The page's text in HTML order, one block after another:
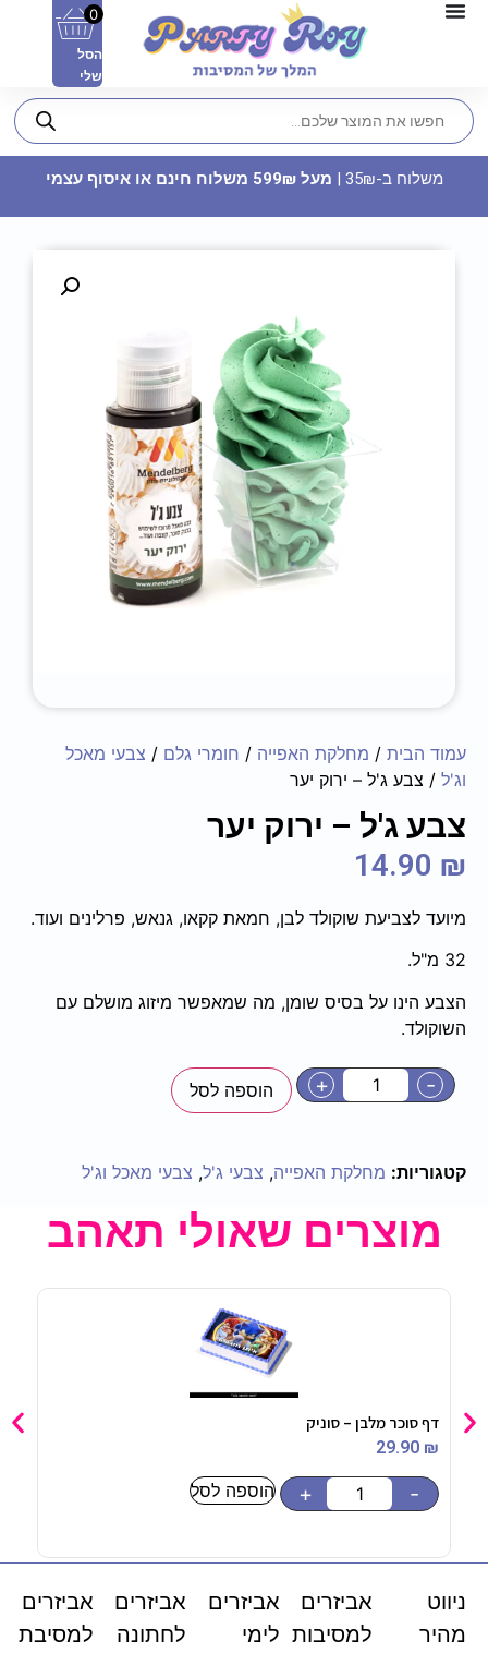
סוכריות לקישוט - מיקס לבבות
10₪
0
הסל
שלי
משלוח ב-35₪ | מעל 599₪ משלוח חינם או איסוף עצמי
עמוד הבית / מחלקת האפייה / חומרי גלם / צבעי מאכל
וג'ל / צבע ג'ל – ירוק יער
צבע ג'ל – ירוק יער
14.90 ₪
מיועד לצביעת שוקולד לבן, חמאת קקאו, גנאש, פרלינים ועוד.
32 מ"ל.
הצבע הינו על בסיס שומן, מה שמאפשר מיזוג מושלם עם
השוקולד.
-
+ הוספה לסל
קטגוריות: מחלקת האפייה, צבעי ג'ל, צבעי מאכל וג'ל
מוצרים שאולי תאהב
דף סוכר מלבן – סוניק
29.90 ₪
-
+ הוספה לסל
ניווט
מהיר
אביזרים
למסיבות
אביזרים
לימי
אביזרים
לחתונה
אביזרים
למסיבת